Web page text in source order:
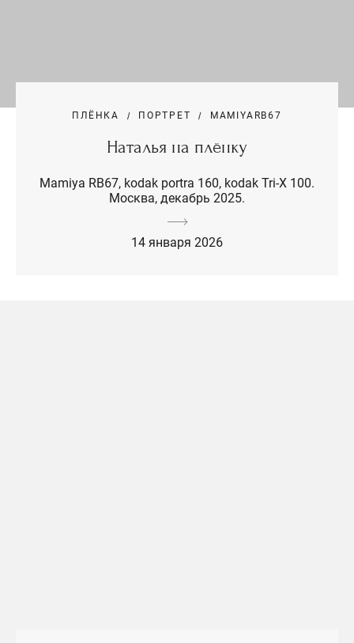
ПЛЁНКА ПОРТРЕТ MAMIYARB67
Наталья на плёнку
Mamiya RB67, kodak portra 160, kodak Tri-X 100.
Москва, декабрь 2025.
14 января 2026